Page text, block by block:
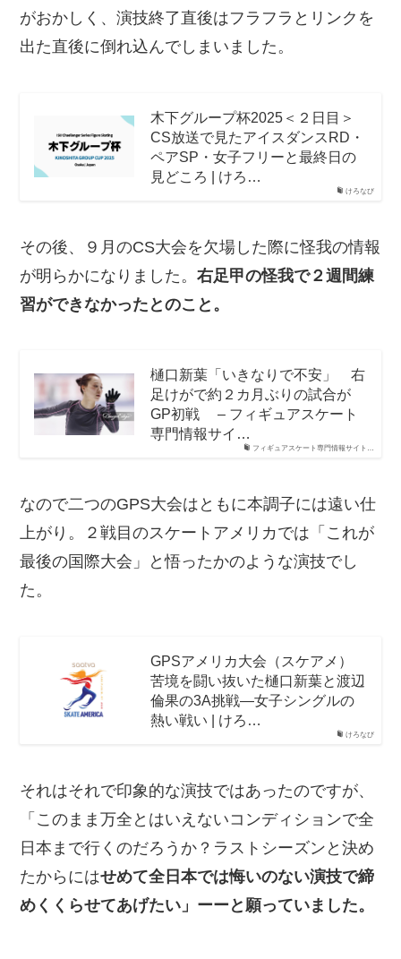
がおかしく、演技終了直後はフラフラとリンクを
出た直後に倒れ込んでしまいました。
けろなび
木下グループ杯2025＜２日目＞
CS放送で見たアイスダンスRD・
ペアSP・女子フリーと最終日の
見どころ | けろ…
その後、９月のCS大会を欠場した際に怪我の情報
が明らかになりました。右足甲の怪我で２週間練
習ができなかったとのこと。
フィギュアスケート専門情報サイト…
樋口新葉「いきなりで不安」 右
足けがで約２カ月ぶりの試合が
GP初戦 – フィギュアスケート
専門情報サイ…
なので二つのGPS大会はともに本調子には遠い仕
上がり。２戦目のスケートアメリカでは「これが
最後の国際大会」と悟ったかのような演技でし
た。
けろなび
GPSアメリカ大会（スケアメ）
苦境を闘い抜いた樋口新葉と渡辺
倫果の3A挑戦—女子シングルの
熱い戦い | けろ…
それはそれで印象的な演技ではあったのですが、
「このまま万全とはいえないコンディションで全
日本まで行くのだろうか？ラストシーズンと決め
たからにはせめて全日本では悔いのない演技で締
めくくらせてあげたい」ーーと願っていました。